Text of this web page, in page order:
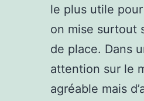
le plus utile
on mise surtout
de place. Dans
attention sur le
agréable mais